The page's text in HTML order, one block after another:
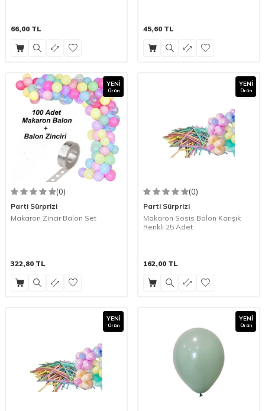
66,00 TL 45,60 TL
YENI
Ürün
(0)
Parti Sürprizi
Makaron Zincir Balon Set
322,80 TL
YENI
Ürün
(0)
Parti Sürprizi
Makaron Sosis Balon Karışık
Renkli 25 Adet
162,00 TL
YENI
Ürün
YENI
Ürün